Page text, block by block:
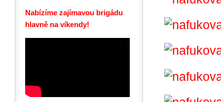
Nabízíme zajímavou brigádu
hlavně na víkendy!